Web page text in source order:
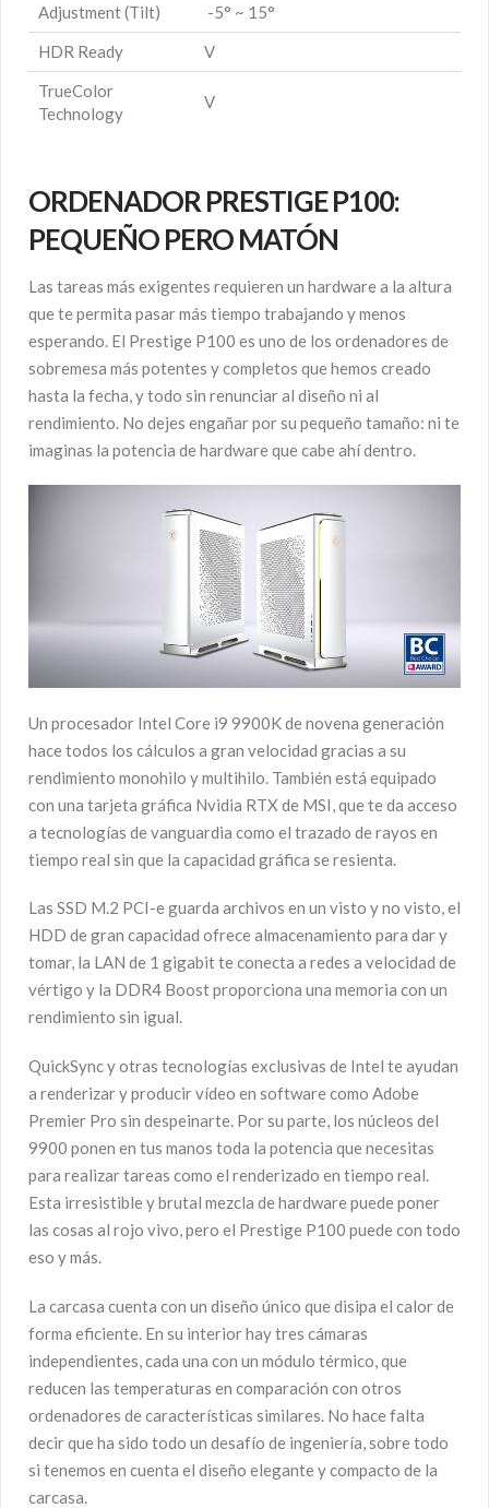
Adjustment (Tilt)
-5° ~ 15°
HDR Ready
V
TrueColor
Technology
V
ORDENADOR PRESTIGE P100:
PEQUEÑO PERO MATÓN
Las tareas más exigentes requieren un hardware a la altura
que te permita pasar más tiempo trabajando y menos
esperando. El Prestige P100 es uno de los ordenadores de
sobremesa más potentes y completos que hemos creado
hasta la fecha, y todo sin renunciar al diseño ni al
rendimiento. No dejes engañar por su pequeño tamaño: ni te
imaginas la potencia de hardware que cabe ahí dentro.
Un procesador Intel Core i9 9900K de novena generación
hace todos los cálculos a gran velocidad gracias a su
rendimiento monohilo y multihilo. También está equipado
con una tarjeta gráfica Nvidia RTX de MSI, que te da acceso
a tecnologías de vanguardia como el trazado de rayos en
tiempo real sin que la capacidad gráfica se resienta.
Las SSD M.2 PCI-e guarda archivos en un visto y no visto, el
HDD de gran capacidad ofrece almacenamiento para dar y
tomar, la LAN de 1 gigabit te conecta a redes a velocidad de
vértigo y la DDR4 Boost proporciona una memoria con un
rendimiento sin igual.
QuickSync y otras tecnologías exclusivas de Intel te ayudan
a renderizar y producir vídeo en software como Adobe
Premier Pro sin despeinarte. Por su parte, los núcleos del
9900 ponen en tus manos toda la potencia que necesitas
para realizar tareas como el renderizado en tiempo real.
Esta irresistible y brutal mezcla de hardware puede poner
las cosas al rojo vivo, pero el Prestige P100 puede con todo
eso y más.
La carcasa cuenta con un diseño único que disipa el calor de
forma eficiente. En su interior hay tres cámaras
independientes, cada una con un módulo térmico, que
reducen las temperaturas en comparación con otros
ordenadores de características similares. No hace falta
decir que ha sido todo un desafío de ingeniería, sobre todo
si tenemos en cuenta el diseño elegante y compacto de la
carcasa.